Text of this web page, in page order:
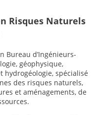
Risques Naturels
Bureau d’Ingénieurs-
géophysique,
hydrogéologie, spécialisé
des risques naturels,
et aménagements, de